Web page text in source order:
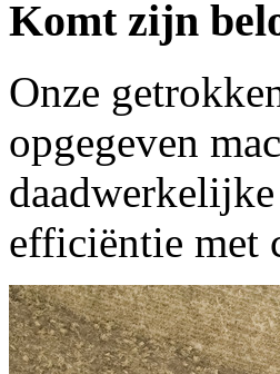
Komt zijn
Onze
opgegeven
efficiëntie met